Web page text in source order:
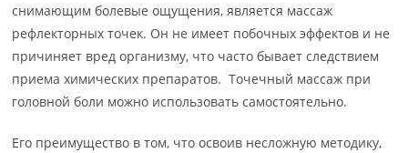
снимающим болевые ощущения, является массаж
рефлекторных точек. Он не имеет побочных эффектов и не
причиняет вред организму, что часто бывает следствием
приема химических препаратов. Точечный массаж при
головной боли можно использовать самостоятельно.
Его преимущество в том, что освоив несложную методику,